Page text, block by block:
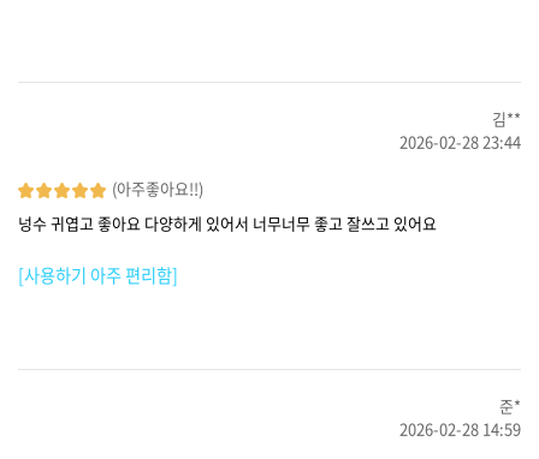
김**
2026-02-28 23:44
(아주좋아요!!)
넝수 귀엽고 좋아요 다양하게 있어서 너무너무 좋고 잘쓰고 있어요
[사용하기 아주 편리함]
준*
2026-02-28 14:59